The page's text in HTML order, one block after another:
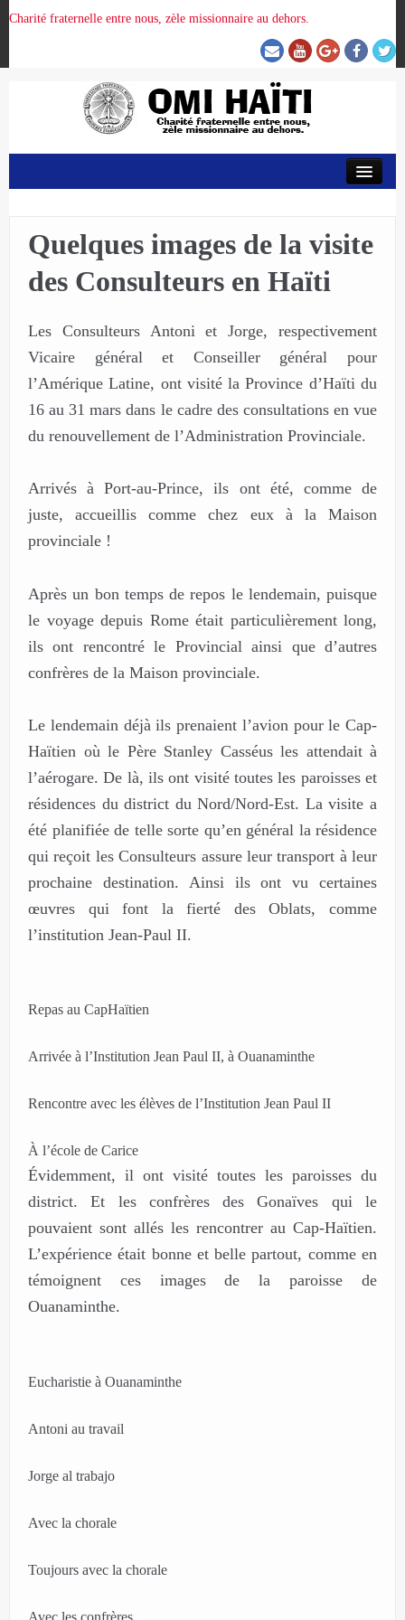
Charité fraternelle entre nous, zèle missionnaire au dehors.
ORGANISATION DE LA PROVINCE
PRÉSENCE OMI
CRUNITEHC
NOUS CONTACTER
Quelques images de la visite
des Consulteurs en Haïti
Les Consulteurs Antoni et Jorge, respectivement
Vicaire général et Conseiller général pour
l’Amérique Latine, ont visité la Province d’Haïti du
16 au 31 mars dans le cadre des consultations en vue
du renouvellement de l’Administration Provinciale.
Arrivés à Port-au-Prince, ils ont été, comme de
juste, accueillis comme chez eux à la Maison
provinciale !
Après un bon temps de repos le lendemain, puisque
le voyage depuis Rome était particulièrement long,
ils ont rencontré le Provincial ainsi que d’autres
confrères de la Maison provinciale.
Le lendemain déjà ils prenaient l’avion pour le Cap-
Haïtien où le Père Stanley Casséus les attendait à
l’aérogare. De là, ils ont visité toutes les paroisses et
résidences du district du Nord/Nord-Est. La visite a
été planifiée de telle sorte qu’en général la résidence
qui reçoit les Consulteurs assure leur transport à leur
prochaine destination. Ainsi ils ont vu certaines
œuvres qui font la fierté des Oblats, comme
l’institution Jean-Paul II.
Repas au CapHaïtien
Arrivée à l’Institution Jean Paul II, à Ouanaminthe
Rencontre avec les élèves de l’Institution Jean Paul II
À l’école de Carice
Évidemment, il ont visité toutes les paroisses du
district. Et les confrères des Gonaïves qui le
pouvaient sont allés les rencontrer au Cap-Haïtien.
L’expérience était bonne et belle partout, comme en
témoignent ces images de la paroisse de
Ouanaminthe.
Eucharistie à Ouanaminthe
Antoni au travail
Jorge al trabajo
Avec la chorale
Toujours avec la chorale
Avec les confrères